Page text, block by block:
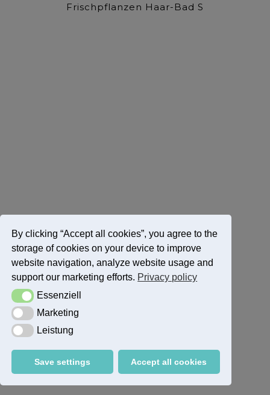
Frischpflanzen Haar-Bad S
By clicking “Accept all cookies”, you agree to the
storage of cookies on your device to improve
website navigation, analyze website usage and
support our marketing efforts. Privacy policy
EssenziellEssenziell
MarketingMarketing
LeistungLeistung
Save settings Accept all cookies